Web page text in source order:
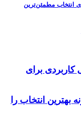
انتخاب مطمئن‌ترین
کاربردی برای
انتخاب را